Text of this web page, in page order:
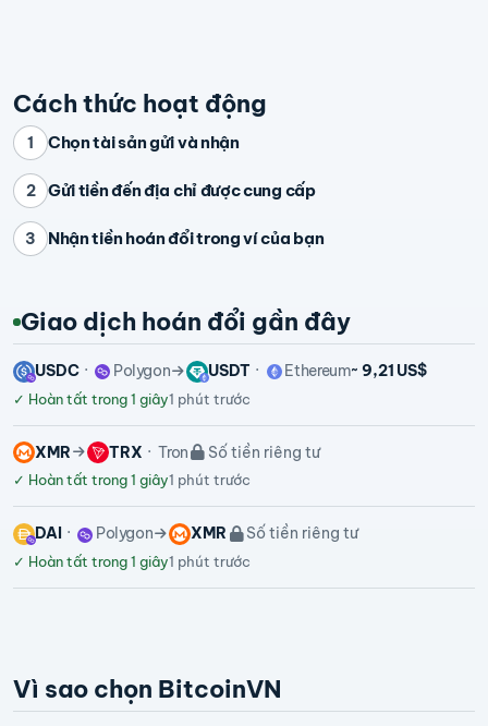
Cách thức hoạt động
1 Chọn tài sản gửi và nhận
2 Gửi tiền đến địa chỉ được cung cấp
3 Nhận tiền hoán đổi trong ví của bạn
Giao dịch hoán đổi gần đây
USDC Polygon USDT Ethereum~ 9,21 US$
✓ Hoàn tất trong 1 giây1 phút trước
XMR TRX Tron Số tiền riêng tư
✓ Hoàn tất trong 1 giây1 phút trước
DAI Polygon XMR Số tiền riêng tư
✓ Hoàn tất trong 1 giây1 phút trước
Vì sao chọn BitcoinVN